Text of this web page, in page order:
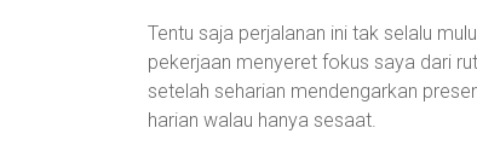
Tentu saja perjalanan ini tak selalu
pekerjaan menyeret fokus saya dari
setelah seharian mendengarkan
harian walau hanya sesaat.